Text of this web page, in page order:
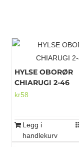
Mikrofoner
HYLSE OBORØR
CHIARUGI 2-46
kr58
Legg i
handlekurv